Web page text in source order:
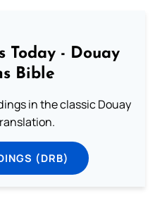
Today - Douay
Bible
in the classic Douay
(DRB)